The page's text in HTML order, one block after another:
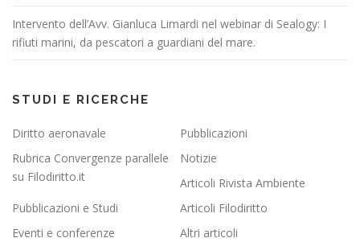
Intervento dell’Avv. Gianluca Limardi nel webinar di Sealogy: I
rifiuti marini, da pescatori a guardiani del mare.
STUDI E RICERCHE
Diritto aeronavale
Pubblicazioni
Rubrica Convergenze parallele
su Filodiritto.it
Notizie
Articoli Rivista Ambiente
Pubblicazioni e Studi
Articoli Filodiritto
Eventi e conferenze
Altri articoli